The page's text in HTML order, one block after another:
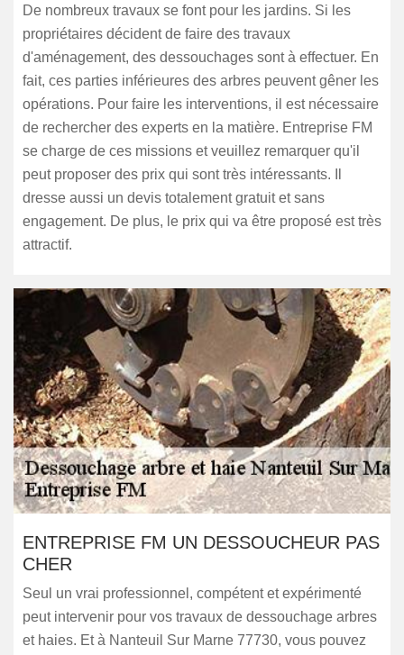
De nombreux travaux se font pour les jardins. Si les
propriétaires décident de faire des travaux
d'aménagement, des dessouchages sont à effectuer. En
fait, ces parties inférieures des arbres peuvent gêner les
opérations. Pour faire les interventions, il est nécessaire
de rechercher des experts en la matière. Entreprise FM
se charge de ces missions et veuillez remarquer qu'il
peut proposer des prix qui sont très intéressants. Il
dresse aussi un devis totalement gratuit et sans
engagement. De plus, le prix qui va être proposé est très
attractif.
ENTREPRISE FM UN DESSOUCHEUR PAS
CHER
Seul un vrai professionnel, compétent et expérimenté
peut intervenir pour vos travaux de dessouchage arbres
et haies. Et à Nanteuil Sur Marne 77730, vous pouvez